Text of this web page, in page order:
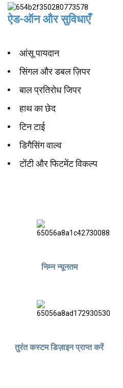
ऐड-ऑन और सुविधाएँ
आंसू पायदान
सिंगल और डबल ज़िपर
बाल प्रतिरोध जिपर
हाथ का छेद
टिन टाई
डिगैसिंग वाल्व
टोंटी और फिटमेंट विकल्प
निम्न न्यूनतम
तुरंत कस्टम डिज़ाइन प्राप्त करें